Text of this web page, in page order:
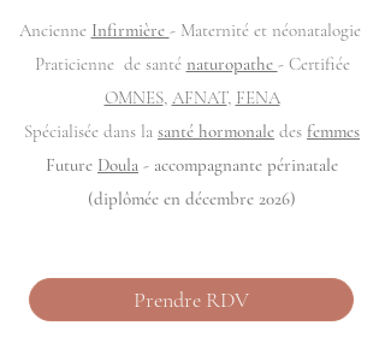
Ancienne Infirmière - Maternité et néonatalogie
Praticienne de santé naturopathe - Certifiée
OMNES, AFNAT, FENA
Spécialisée dans la santé hormonale des femmes
Future Doula - accompagnante périnatale
(diplômée en décembre 2026)
Prendre RDV